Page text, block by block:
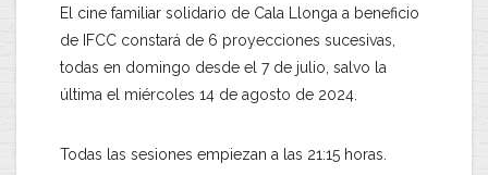
El cine familiar solidario de Cala Llonga a beneficio
de IFCC constará de 6 proyecciones sucesivas,
todas en domingo desde el 7 de julio, salvo la
última el miércoles 14 de agosto de 2024.
Todas las sesiones empiezan a las 21:15 horas.